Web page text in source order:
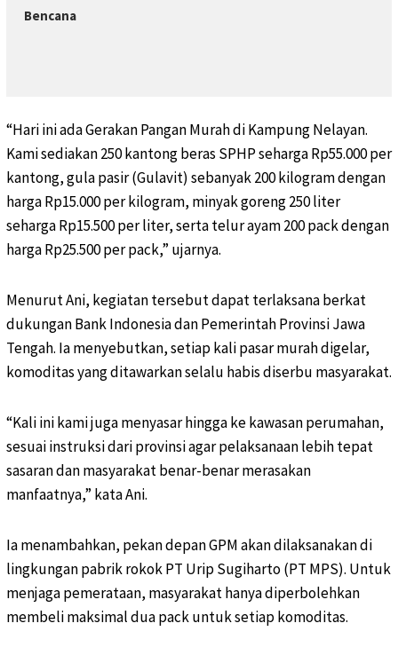
Bencana
“Hari ini ada Gerakan Pangan Murah di Kampung Nelayan.
Kami sediakan 250 kantong beras SPHP seharga Rp55.000 per
kantong, gula pasir (Gulavit) sebanyak 200 kilogram dengan
harga Rp15.000 per kilogram, minyak goreng 250 liter
seharga Rp15.500 per liter, serta telur ayam 200 pack dengan
harga Rp25.500 per pack,” ujarnya.
Menurut Ani, kegiatan tersebut dapat terlaksana berkat
dukungan Bank Indonesia dan Pemerintah Provinsi Jawa
Tengah. Ia menyebutkan, setiap kali pasar murah digelar,
komoditas yang ditawarkan selalu habis diserbu masyarakat.
“Kali ini kami juga menyasar hingga ke kawasan perumahan,
sesuai instruksi dari provinsi agar pelaksanaan lebih tepat
sasaran dan masyarakat benar-benar merasakan
manfaatnya,” kata Ani.
Ia menambahkan, pekan depan GPM akan dilaksanakan di
lingkungan pabrik rokok PT Urip Sugiharto (PT MPS). Untuk
menjaga pemerataan, masyarakat hanya diperbolehkan
membeli maksimal dua pack untuk setiap komoditas.